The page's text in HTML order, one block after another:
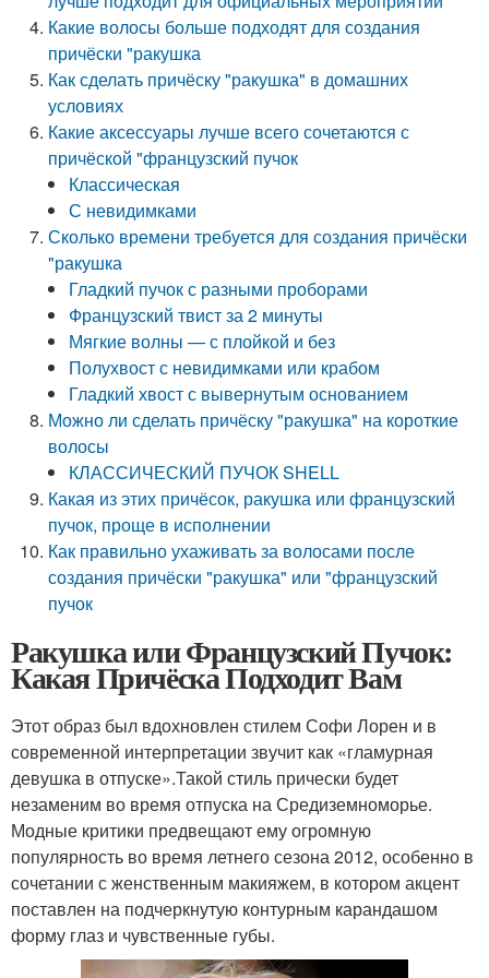
Какие волосы больше подходят для создания
причёски "ракушка
Как сделать причёску "ракушка" в домашних
условиях
Какие аксессуары лучше всего сочетаются с
причёской "французский пучок
Классическая
С невидимками
Сколько времени требуется для создания причёски
"ракушка
Гладкий пучок с разными проборами
Французский твист за 2 минуты
Мягкие волны — с плойкой и без
Полухвост с невидимками или крабом
Гладкий хвост с вывернутым основанием
Можно ли сделать причёску "ракушка" на короткие
волосы
КЛАССИЧЕСКИЙ ПУЧОК SHELL
Какая из этих причёсок, ракушка или французский
пучок, проще в исполнении
Как правильно ухаживать за волосами после
создания причёски "ракушка" или "французский
пучок
Ракушка или Французский Пучок:
Какая Причёска Подходит Вам
Этот образ был вдохновлен стилем Софи Лорен и в
современной интерпретации звучит как «гламурная
девушка в отпуске».Такой стиль прически будет
незаменим во время отпуска на Средиземноморье.
Модные критики предвещают ему огромную
популярность во время летнего сезона 2012, особенно в
сочетании с женственным макияжем, в котором акцент
поставлен на подчеркнутую контурным карандашом
форму глаз и чувственные губы.